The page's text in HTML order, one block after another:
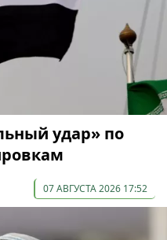
удар» по
07 АВГУСТА 2026 17:52